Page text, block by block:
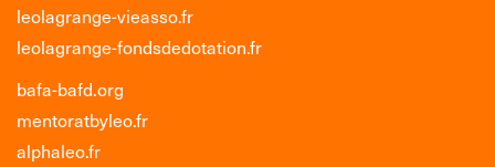
leolagrange-vieasso.fr
leolagrange-fondsdedotation.fr
bafa-bafd.org
mentoratbyleo.fr
alphaleo.fr